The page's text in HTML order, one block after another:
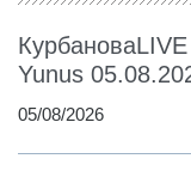
Yunus
05/08/2026